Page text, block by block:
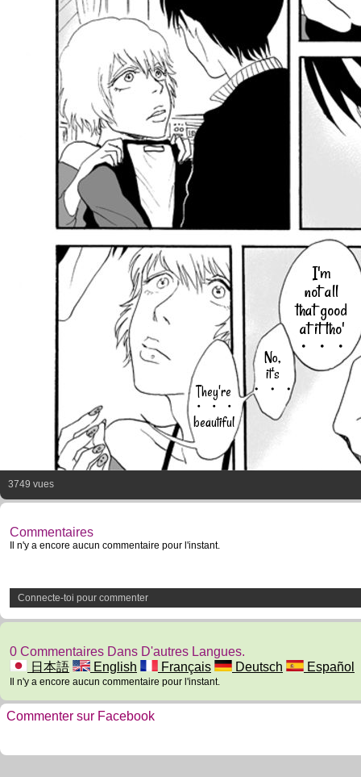
No,
it's
・・・
I'm
not all
that good
at it tho'
・・・
They're
・・・
beautiful
3749 vues
Commentaires
Il n'y a encore aucun commentaire pour l'instant.
Connecte-toi pour commenter
0 Commentaires Dans D'autres Langues.
日本語
English Français Deutsch Español
Il n'y a encore aucun commentaire pour l'instant.
Commenter sur Facebook